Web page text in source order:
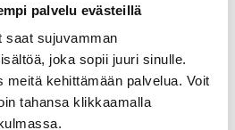
palvelu evästeillä
saat sujuvamman
joka sopii juuri sinulle.
meitä kehittämään palvelua. Voit
tahansa klikkaamalla
liian matalaa
tavoite voi olla alle 150/90
vaikuttaa hoitotavoitteisiin.
verenpaineen